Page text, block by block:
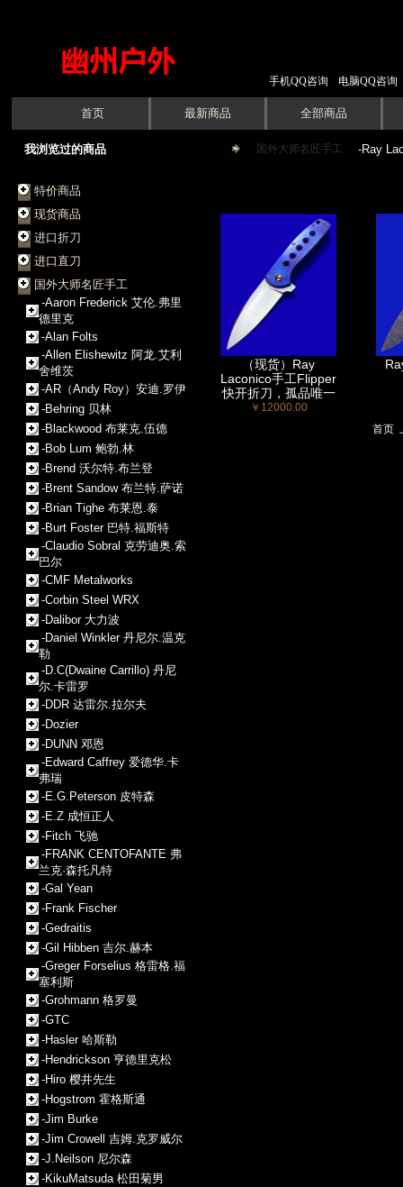
手机QQ咨询 电脑QQ咨询
首页 最新商品 全部商品
我浏览过的商品
特价商品
现货商品
进口折刀
进口直刀
国外大师名匠手工
-Aaron Frederick 艾伦.弗里
德里克
-Alan Folts
-Allen Elishewitz 阿龙.艾利
舍维茨
-AR（Andy Roy）安迪.罗伊
-Behring 贝林
-Blackwood 布莱克.伍德
-Bob Lum 鲍勃.林
-Brend 沃尔特.布兰登
-Brent Sandow 布兰特.萨诺
-Brian Tighe 布莱恩.泰
-Burt Foster 巴特.福斯特
-Claudio Sobral 克劳迪奥.索
巴尔
-CMF Metalworks
-Corbin Steel WRX
-Dalibor 大力波
-Daniel Winkler 丹尼尔.温克
勒
-D.C(Dwaine Carrillo) 丹尼
尔.卡雷罗
-DDR 达雷尔.拉尔夫
-Dozier
-DUNN 邓恩
-Edward Caffrey 爱德华.卡
弗瑞
-E.G.Peterson 皮特森
-E.Z 成恒正人
-Fitch 飞驰
-FRANK CENTOFANTE 弗
兰克·森托凡特
-Gal Yean
-Frank Fischer
-Gedraitis
-Gil Hibben 吉尔.赫本
-Greger Forselius 格雷格.福
塞利斯
-Grohmann 格罗曼
-GTC
-Hasler 哈斯勒
-Hendrickson 亨德里克松
-Hiro 樱井先生
-Hogstrom 霍格斯通
-Jim Burke
-Jim Crowell 吉姆.克罗威尔
-J.Neilson 尼尔森
-KikuMatsuda 松田菊男
国外大师名匠手工 -Ray
（现货）Ray
Laconico手工Flipper
快开折刀，孤品唯一
￥12000.00
首页